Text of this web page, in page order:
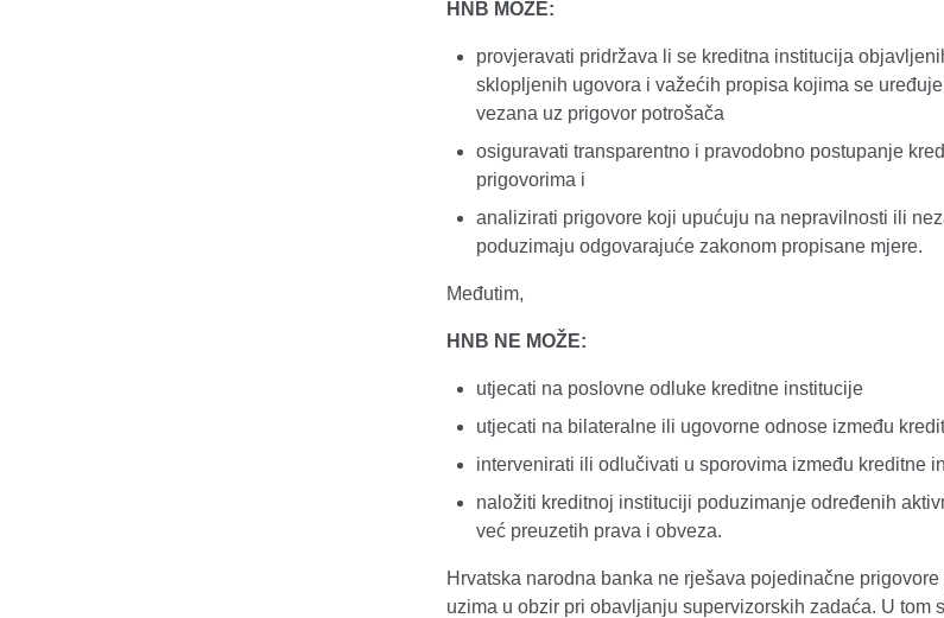
HNB MOŽE:
provjeravati pridržava li se kreditna institucija
sklopljenih ugovora i važećih propisa kojima se
vezana uz prigovor potrošača
osiguravati transparentno i pravodobno postupanje
prigovorima i
analizirati prigovore koji upućuju na nepravilnosti ili
poduzimaju odgovarajuće zakonom propisane mjere.
Međutim,
HNB NE MOŽE:
utjecati na poslovne odluke kreditne institucije
utjecati na bilateralne ili ugovorne odnose između
intervenirati ili odlučivati u sporovima između kreditne
naložiti kreditnoj instituciji poduzimanje određenih
već preuzetih prava i obveza.
Hrvatska narodna banka ne rješava pojedinačne
uzima u obzir pri obavljanju supervizorskih zadaća. U tom